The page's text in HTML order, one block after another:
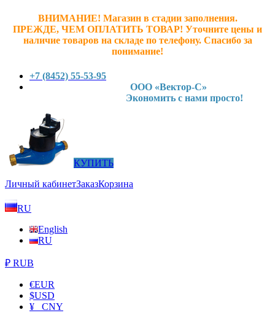
ВНИМАНИЕ! Магазин в стадии заполнения.
ПРЕЖДЕ, ЧЕМ ОПЛАТИТЬ ТОВАР! Уточните цены и
наличие товаров на складе по телефону. Спасибо за
понимание!
+7 (8452) 55-53-95
ООО «Вектор-С»
Экономить с нами просто!
КУПИТЬ
Личный кабинетЗаказКорзина
RU
English
RU
₽ RUB
€EUR
$USD
¥ CNY